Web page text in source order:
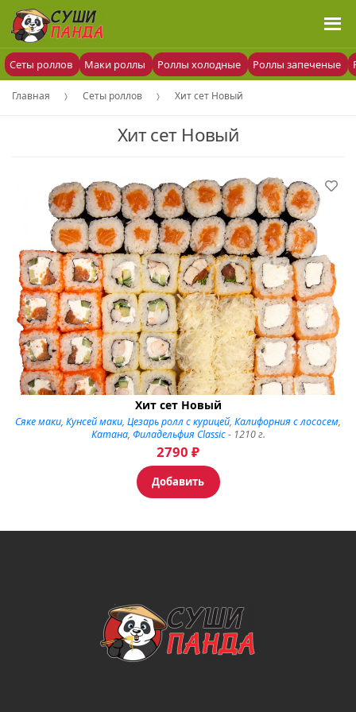
Сеты роллов Маки роллы Роллы холодные Роллы запеченые
Главная Сеты роллов Хит сет Новый
Хит сет Новый
Хит сет Новый
Сяке маки, Кунсей маки, Цезарь ролл с курицей, Калифорния с лососем,
Катана, Филадельфия Classic- 1210 г.
2790 ₽
Добавить